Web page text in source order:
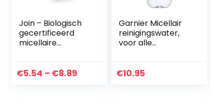
Join – Biologisch
gecertificeerd
micellaire
en acaibessen
€5.54 – €8.89 Prijsklasse:
Garnier Micellair
reinigingswater,
voor alle
€10.95